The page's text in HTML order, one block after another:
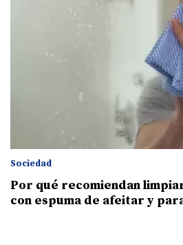
Sociedad
Por qué recomiendan
con espuma de afeitar y